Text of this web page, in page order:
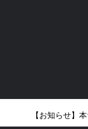
【お知らせ】